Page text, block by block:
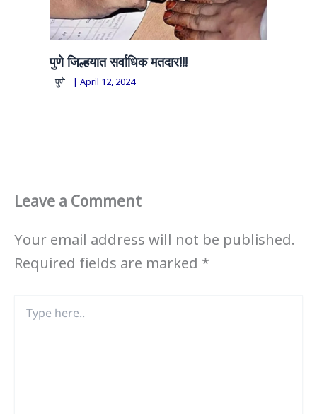
पुणे जिल्हयात सर्वाधिक मतदार!!!
पुणे | April 12, 2024
Leave a Comment
Your email address will not be published.
Required fields are marked *
here..